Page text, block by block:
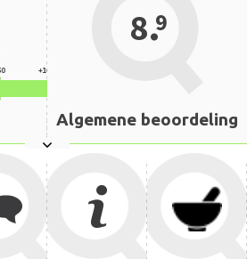
8.9
Algemene beoordeling